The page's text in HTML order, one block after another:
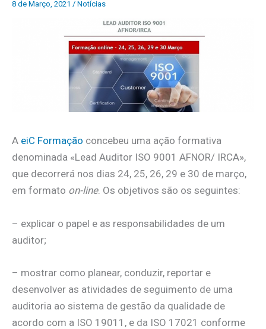
8 de Março, 2021 / Notícias
A eiC Formação concebeu uma ação formativa
denominada «Lead Auditor ISO 9001 AFNOR/ IRCA»,
que decorrerá nos dias 24, 25, 26, 29 e 30 de março,
em formato on-line. Os objetivos são os seguintes:
– explicar o papel e as responsabilidades de um
auditor;
– mostrar como planear, conduzir, reportar e
desenvolver as atividades de seguimento de uma
auditoria ao sistema de gestão da qualidade de
acordo com a ISO 19011, e da ISO 17021 conforme